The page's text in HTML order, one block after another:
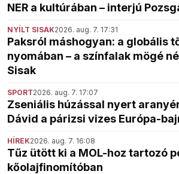
NER a kultúrában – interjú
NYÍLT SISAK2026. aug. 7. 17:31
Paksról máshogyan: a globális
nyomában – a színfalak mögé
Sisak
SPORT2026. aug. 7. 17:07
Zseniális húzással nyert
Dávid a párizsi vizes Európa-
HÍREK2026. aug. 7. 16:08
Tűz ütött ki a MOL-hoz tartozó
kőolajfinomítóban